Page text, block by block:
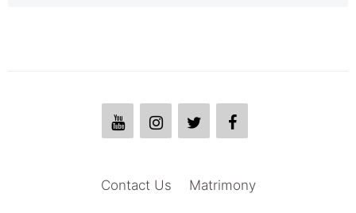
Matrimony
Contact Us